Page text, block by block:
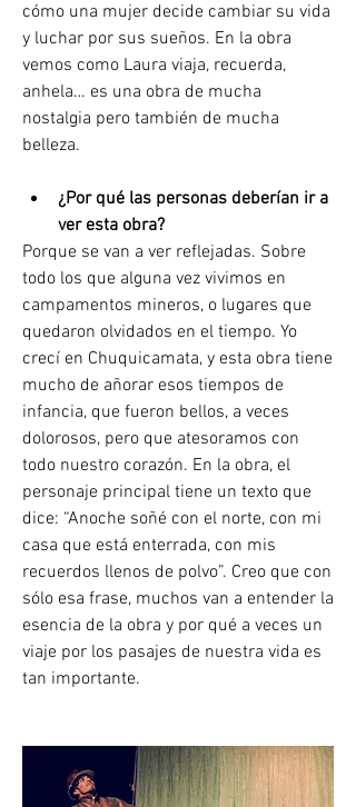
cómo una mujer decide cambiar su vida
y luchar por sus sueños. En la obra
vemos como Laura viaja, recuerda,
anhela… es una obra de mucha
nostalgia pero también de mucha
belleza.
¿Por qué las personas deberían ir a
ver esta obra?
Porque se van a ver reflejadas. Sobre
todo los que alguna vez vivimos en
campamentos mineros, o lugares que
quedaron olvidados en el tiempo. Yo
crecí en Chuquicamata, y esta obra tiene
mucho de añorar esos tiempos de
infancia, que fueron bellos, a veces
dolorosos, pero que atesoramos con
todo nuestro corazón. En la obra, el
personaje principal tiene un texto que
dice: “Anoche soñé con el norte, con mi
casa que está enterrada, con mis
recuerdos llenos de polvo”. Creo que con
sólo esa frase, muchos van a entender la
esencia de la obra y por qué a veces un
viaje por los pasajes de nuestra vida es
tan importante.